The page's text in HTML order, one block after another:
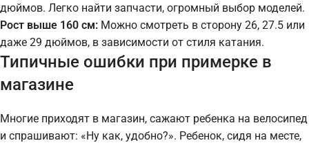
дюймов. Легко найти запчасти, огромный выбор моделей.
Рост выше 160 см: Можно смотреть в сторону 26, 27.5 или
даже 29 дюймов, в зависимости от стиля катания.
Типичные ошибки при примерке в
магазине
Многие приходят в магазин, сажают ребенка на велосипед
и спрашивают: «Ну как, удобно?». Ребенок, сидя на месте,